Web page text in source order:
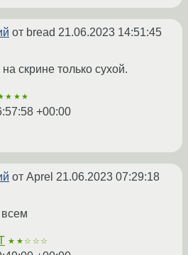
от bread 21.06.2023 14:51:45
скрине только сухой.
+00:00
от Aprel 21.06.2023 07:29:18
всем
★★☆☆☆